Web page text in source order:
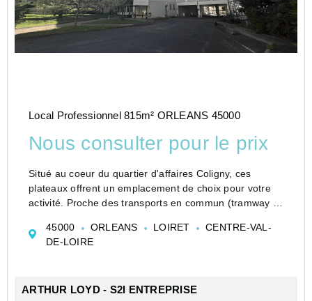
(45000)
Local Professionnel 815m² ORLEANS 45000
Nous consulter pour le prix
Situé au coeur du quartier d'affaires Coligny, ces
plateaux offrent un emplacement de choix pour votre
activité. Proche des transports en commun (tramway et
vous propose trois plateaux situés au 1er et au ...
45000 ORLEANS LOIRET
CENTRE-VAL-
DE-LOIRE
ARTHUR LOYD - S2I ENTREPRISE